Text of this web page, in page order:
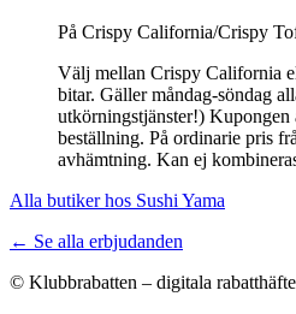
På Crispy California/Crispy
Välj mellan Crispy California
bitar. Gäller måndag-söndag
utkörningstjänster!)
beställning. På ordinarie pris
avhämtning. Kan ej
Alla butiker hos Sushi Yama
← Se alla erbjudanden
© Klubbrabatten – digitala